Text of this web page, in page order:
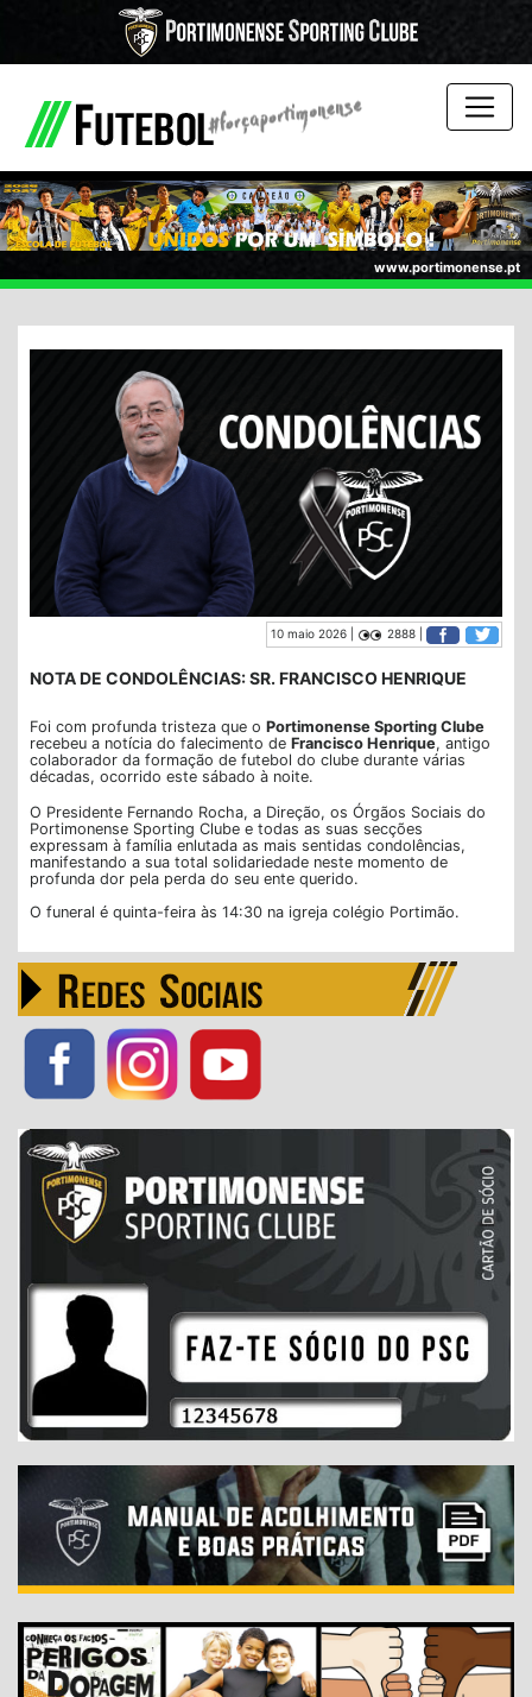
www.portimonense.pt
10 maio 2026 | 2888 |
NOTA DE CONDOLÊNCIAS: SR. FRANCISCO HENRIQUE
Foi com profunda tristeza que o Portimonense Sporting Clube
recebeu a notícia do falecimento de Francisco Henrique, antigo
colaborador da formação de futebol do clube durante várias
décadas, ocorrido este sábado à noite.
O Presidente Fernando Rocha, a Direção, os Órgãos Sociais do
Portimonense Sporting Clube e todas as suas secções
expressam à família enlutada as mais sentidas condolências,
manifestando a sua total solidariedade neste momento de
profunda dor pela perda do seu ente querido.
O funeral é quinta-feira às 14:30 na igreja colégio Portimão.